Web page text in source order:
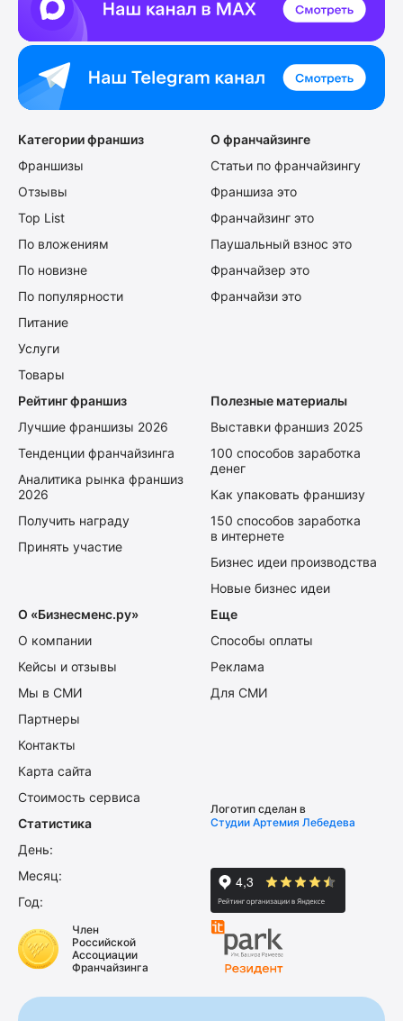
Категории франшиз
Франшизы
Отзывы
Top List
По вложениям
По новизне
По популярности
Питание
Услуги
Товары
О франчайзинге
Статьи по франчайзингу
Франшиза это
Франчайзинг это
Паушальный взнос это
Франчайзер это
Франчайзи это
Рейтинг франшиз
Лучшие франшизы 2026
Тенденции франчайзинга
Аналитика рынка франшиз
2026
Получить награду
Принять участие
Полезные материалы
Выставки франшиз 2025
100 способов заработка
денег
Как упаковать франшизу
150 способов заработка
в интернете
Бизнес идеи производства
Новые бизнес идеи
О «Бизнесменс.ру»
О компании
Кейсы и отзывы
Мы в СМИ
Партнеры
Контакты
Карта сайта
Стоимость сервиса
Еще
Способы оплаты
Реклама
Для СМИ
Статистика
День:
Месяц:
Год:
Логотип сделан в
Студии Артемия Лебедева
Член
Российской
Ассоциации
Франчайзинга